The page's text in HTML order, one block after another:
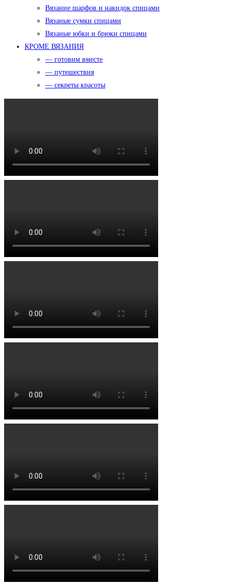
Вязание шарфов и накидок спицами
Вязаные сумки спицами
Вязаные юбки и брюки спицами
КРОМЕ ВЯЗАНИЯ
— готовим вместе
— путешествия
— секреты красоты